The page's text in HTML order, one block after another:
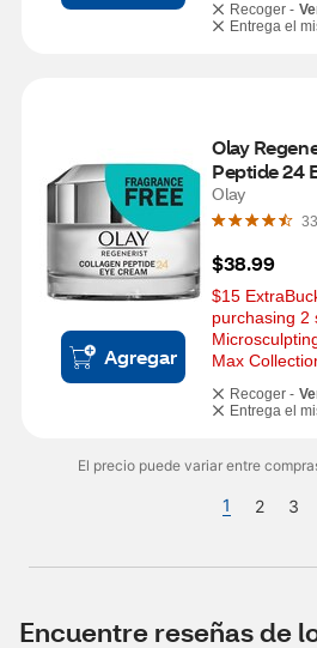
Recoger -
Entrega el
Agregar
Olay
Peptide 24
Fragrance-
Olay
$38.99
$15
purchasing 2
Max
Recoger -
Entrega el
El precio puede variar entre
1 2 3
Encuentre reseñas de